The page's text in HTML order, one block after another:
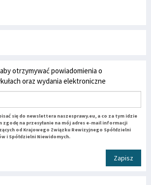
otrzymywać powiadomienia o
oraz wydania elektroniczne
się do newslettera naszesprawy.eu, a co za tym idzie
zgodę na przesyłanie na mój adres e-mail informacji
od Krajowego Związku Rewizyjnego Spółdzielni
i Spółdzielni Niewidomych.
Zapisz